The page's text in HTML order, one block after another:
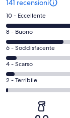
141 recensioni
Valutazione
di
10
-
Eccellente.
90
su
141
recensioni
10 - Eccellente
Valutazione
di
8
-
Buono.
38
8 - Buono
Valutazione
di
6
-
Soddisfacente.
6 - Soddisfacente
Valutazione
di
4
4 - Scarso
Valutazione
di
2 - Terribile